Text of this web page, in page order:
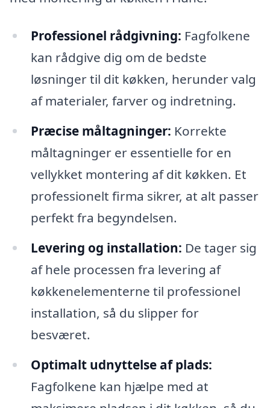
Professionel rådgivning: Fagfolkene
kan rådgive dig om de bedste
løsninger til dit køkken, herunder valg
af materialer, farver og indretning.
Præcise måltagninger: Korrekte
måltagninger er essentielle for en
vellykket montering af dit køkken. Et
professionelt firma sikrer, at alt passer
perfekt fra begyndelsen.
Levering og installation: De tager sig
af hele processen fra levering af
køkkenelementerne til professionel
installation, så du slipper for
besværet.
Optimalt udnyttelse af plads:
Fagfolkene kan hjælpe med at